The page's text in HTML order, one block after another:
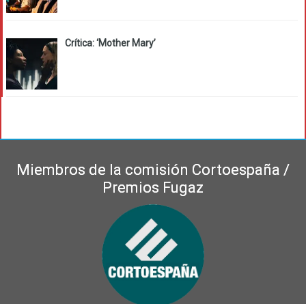
Crítica: ‘Mother Mary’
Miembros de la comisión Cortoespaña /
Premios Fugaz